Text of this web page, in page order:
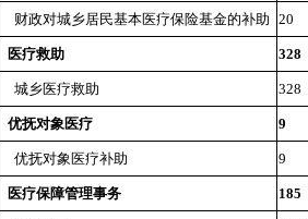
财政对城乡居民基本医疗保险基金的补助 20
医疗救助 328
城乡医疗救助 328
优抚对象医疗 9
优抚对象医疗补助 9
医疗保障管理事务 185